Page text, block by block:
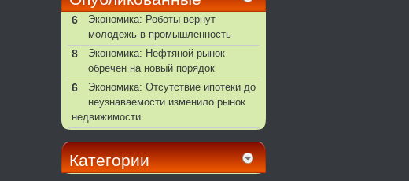
6
Экономика: Роботы вернут
молодежь в промышленность
8
Экономика: Нефтяной рынок
обречен на новый порядок
6
Экономика: Отсутствие ипотеки до
неузнаваемости изменило рынок
недвижимости
Категории